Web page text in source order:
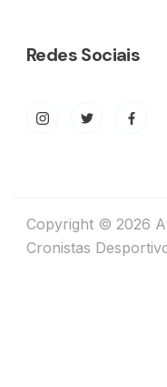
Redes Sociais
Copyright © 2026
Cronistas